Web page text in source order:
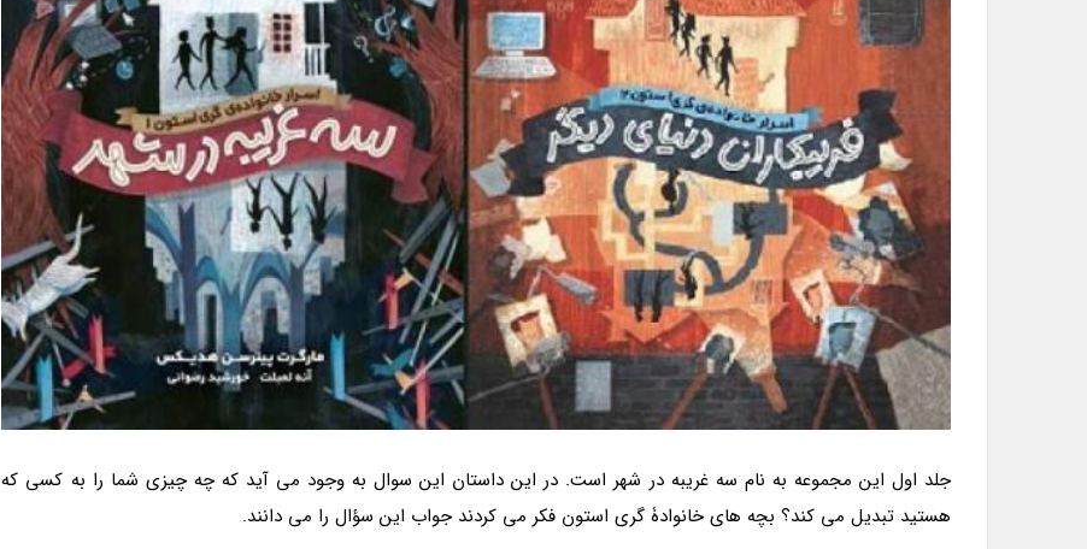
جلد اول این مجموعه به نام سه غریبه در شهر است. در این داستان این سوال به وجود می آید که چه چیزی شما را به کسی که
هستید تبدیل می کند؟ بچه های خانوادۀ گری استون فکر می کردند جواب این سؤال را می دانند.